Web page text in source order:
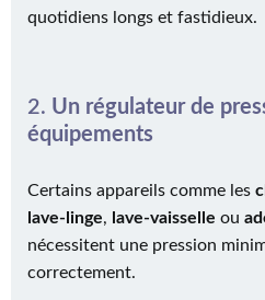
quotidiens longs et fastidieux.
2. Un régulateur de
équipements
Certains appareils comme les
lave-linge, lave-vaisselle ou
nécessitent une pression
correctement.